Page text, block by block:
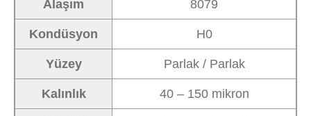
Alaşım 8079
Kondüsyon H0
Yüzey Parlak / Parlak
Kalınlık 40 – 150 mikron